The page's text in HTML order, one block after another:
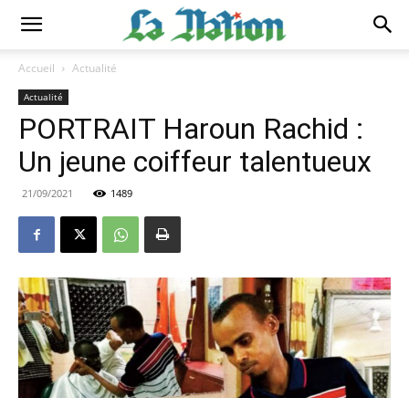
Accueil Actualité
Actualité
PORTRAIT Haroun Rachid :
Un jeune coiffeur talentueux
21/09/2021 1489